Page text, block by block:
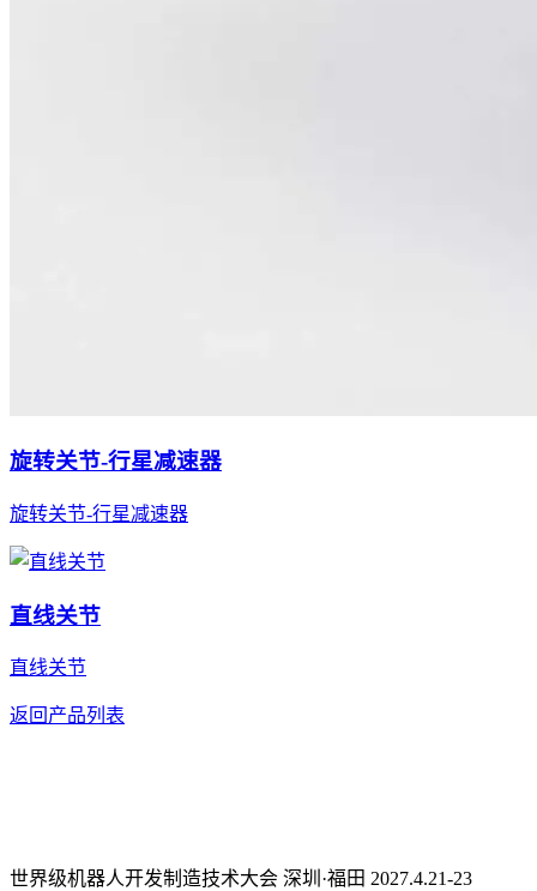
旋转关节-行星减速器
旋转关节-行星减速器
直线关节
直线关节
返回产品列表
世界级机器人开发制造技术大会 深圳·福田 2027.4.21-23